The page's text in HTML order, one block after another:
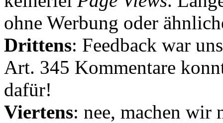
ohne Werbung oder
Drittens: Feedback war
Art. 345 Kommentare
dafür!
Viertens: nee, machen wir